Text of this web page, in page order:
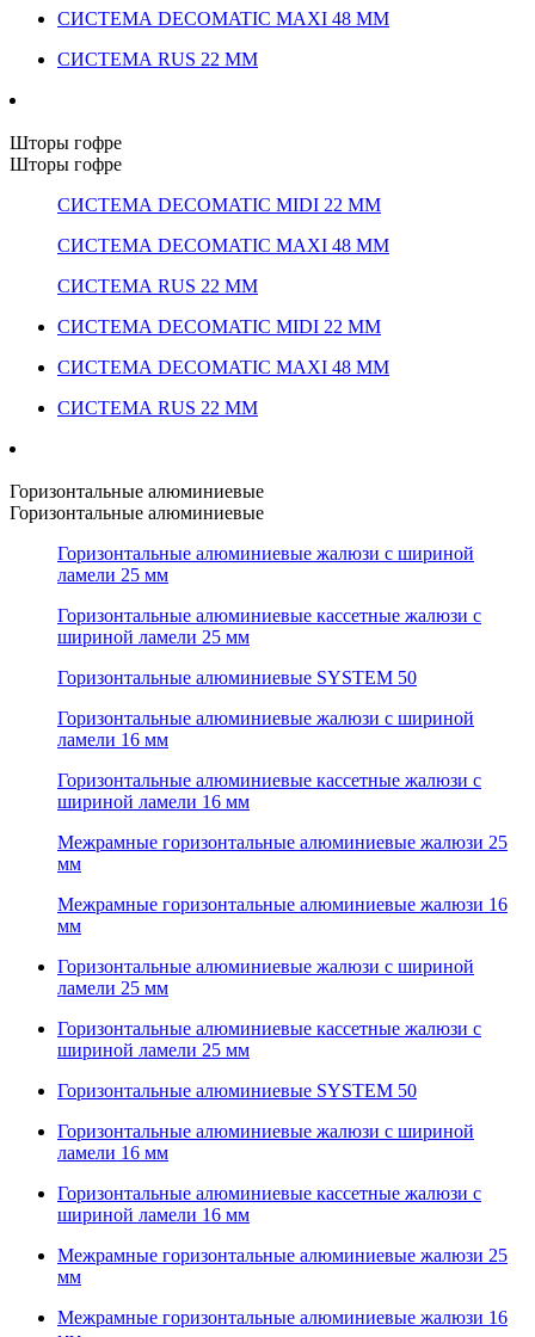
СИСТЕМА DECOMATIC MAXI 48 ММ
СИСТЕМА RUS 22 ММ
Шторы гофре
Шторы гофре
СИСТЕМА DECOMATIC MIDI 22 ММ
СИСТЕМА DECOMATIC MAXI 48 ММ
СИСТЕМА RUS 22 ММ
СИСТЕМА DECOMATIC MIDI 22 ММ
СИСТЕМА DECOMATIC MAXI 48 ММ
СИСТЕМА RUS 22 ММ
Горизонтальные алюминиевые
Горизонтальные алюминиевые
Горизонтальные алюминиевые жалюзи с шириной
ламели 25 мм
Горизонтальные алюминиевые кассетные жалюзи с
шириной ламели 25 мм
Горизонтальные алюминиевые SYSTEM 50
Горизонтальные алюминиевые жалюзи с шириной
ламели 16 мм
Горизонтальные алюминиевые кассетные жалюзи с
шириной ламели 16 мм
Межрамные горизонтальные алюминиевые жалюзи 25
мм
Межрамные горизонтальные алюминиевые жалюзи 16
мм
Горизонтальные алюминиевые жалюзи с шириной
ламели 25 мм
Горизонтальные алюминиевые кассетные жалюзи с
шириной ламели 25 мм
Горизонтальные алюминиевые SYSTEM 50
Горизонтальные алюминиевые жалюзи с шириной
ламели 16 мм
Горизонтальные алюминиевые кассетные жалюзи с
шириной ламели 16 мм
Межрамные горизонтальные алюминиевые жалюзи 25
мм
Межрамные горизонтальные алюминиевые жалюзи 16